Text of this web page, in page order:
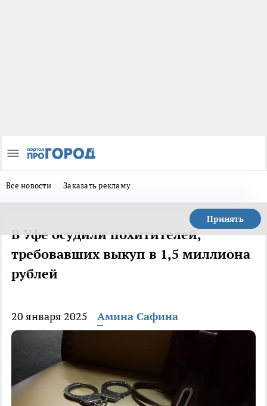
Все новости Заказать рекламу
Принять
В Уфе осудили похитителей,
требовавших выкуп в 1,5 миллиона
рублей
20 января 2025 Амина Сафина